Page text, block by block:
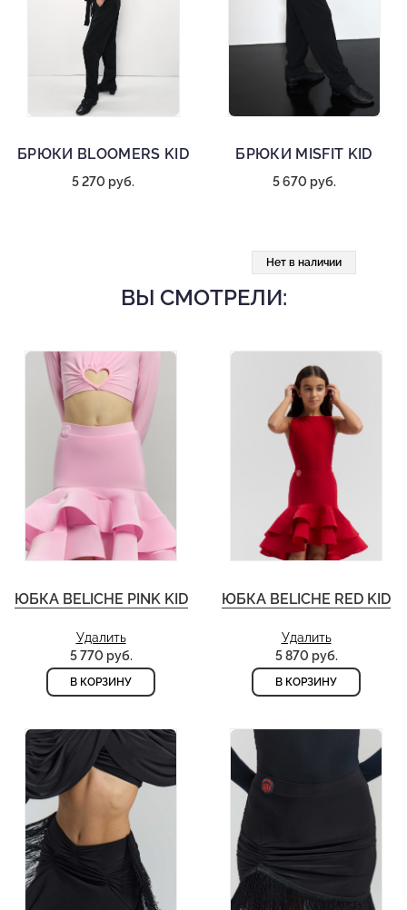
БРЮКИ BLOOMERS KID
5 270 руб.
БРЮКИ MISFIT KID
5 670 руб.
Нет в наличии
ВЫ СМОТРЕЛИ:
ЮБКА BELICHE PINK KID
Удалить
5 770 руб.
В КОРЗИНУ
ЮБКА BELICHE RED KID
Удалить
5 870 руб.
В КОРЗИНУ